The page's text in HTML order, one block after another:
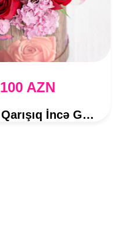
100 AZN
Qutuda Qarışıq İncə Güllər